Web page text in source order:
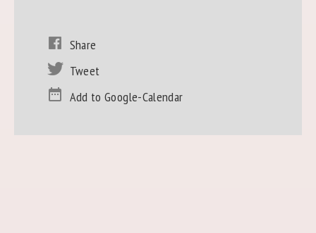
Share
Tweet
Add to Google-Calendar